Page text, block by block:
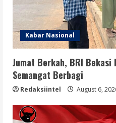
Kabar Nasional
Jumat Berkah, BRI Bekasi
Semangat Berbagi
Redaksiintel August 6,